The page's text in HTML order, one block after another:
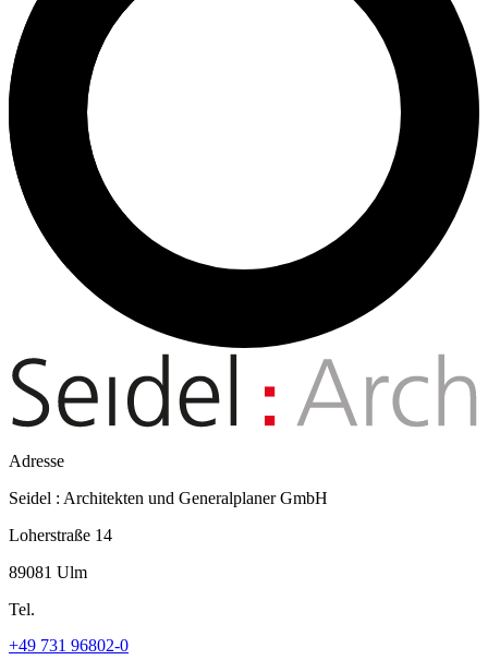
Adresse
Seidel : Architekten und Generalplaner GmbH
Loherstraße 14
89081 Ulm
Tel.
+49 731 96802-0